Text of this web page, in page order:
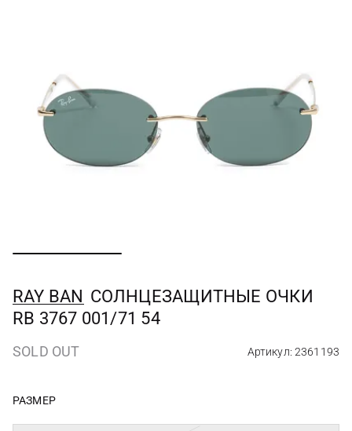
RAY BAN СОЛНЦЕЗАЩИТНЫЕ ОЧКИ
RB 3767 001/71 54
SOLD OUT Артикул: 2361193
РАЗМЕР